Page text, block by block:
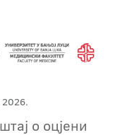
о оцјени